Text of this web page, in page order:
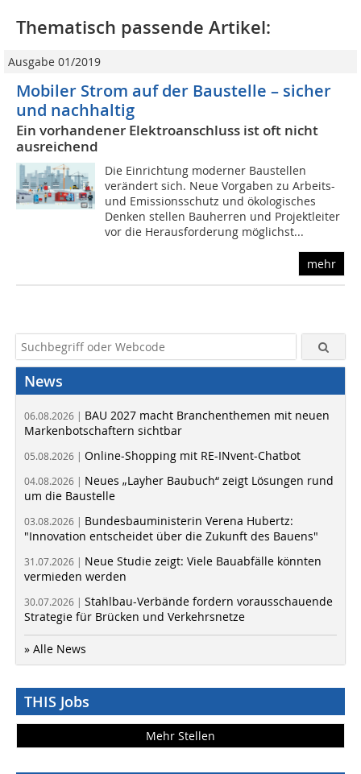
Thematisch passende Artikel:
Ausgabe 01/2019
Mobiler Strom auf der Baustelle – sicher
und nachhaltig
Ein vorhandener Elektroanschluss ist oft nicht
ausreichend
Die Einrichtung moderner Baustellen
verändert sich. Neue Vorgaben zu Arbeits-
und Emissionsschutz und ökologisches
Denken stellen Bauherren und Projektleiter
vor die Herausforderung möglichst...
mehr
News
06.08.2026 | BAU 2027 macht Branchenthemen mit neuen
Markenbotschaftern sichtbar
05.08.2026 | Online-Shopping mit RE-INvent-Chatbot
04.08.2026 | Neues „Layher Baubuch“ zeigt Lösungen rund
um die Baustelle
03.08.2026 | Bundesbauministerin Verena Hubertz:
"Innovation entscheidet über die Zukunft des Bauens"
31.07.2026 | Neue Studie zeigt: Viele Bauabfälle könnten
vermieden werden
30.07.2026 | Stahlbau-Verbände fordern vorausschauende
Strategie für Brücken und Verkehrsnetze
» Alle News
THIS Jobs
Mehr Stellen